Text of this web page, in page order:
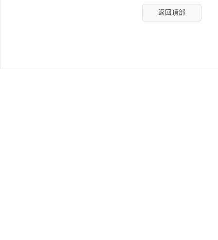
返回顶部